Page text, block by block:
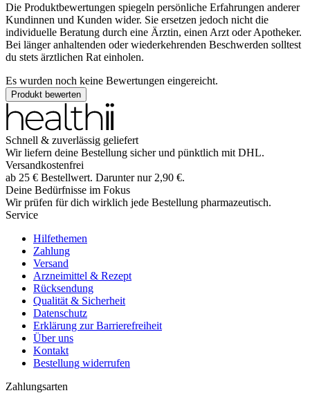
Die Produktbewertungen spiegeln persönliche Erfahrungen anderer
Kundinnen und Kunden wider. Sie ersetzen jedoch nicht die
individuelle Beratung durch eine Ärztin, einen Arzt oder Apotheker.
Bei länger anhaltenden oder wiederkehrenden Beschwerden solltest
du stets ärztlichen Rat einholen.
Es wurden noch keine Bewertungen eingereicht.
Produkt bewerten
Schnell & zuverlässig geliefert
Wir liefern deine Bestellung sicher und pünktlich mit DHL.
Versandkostenfrei
ab 25 € Bestellwert. Darunter nur 2,90 €.
Deine Bedürfnisse im Fokus
Wir prüfen für dich wirklich jede Bestellung pharmazeutisch.
Service
Hilfethemen
Zahlung
Versand
Arzneimittel & Rezept
Rücksendung
Qualität & Sicherheit
Datenschutz
Erklärung zur Barrierefreiheit
Über uns
Kontakt
Bestellung widerrufen
Zahlungsarten